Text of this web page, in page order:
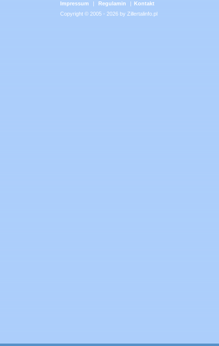
Impressum | Regulamin | Kontakt
Copyright © 2005 - 2026 by Zillertalinfo.pl